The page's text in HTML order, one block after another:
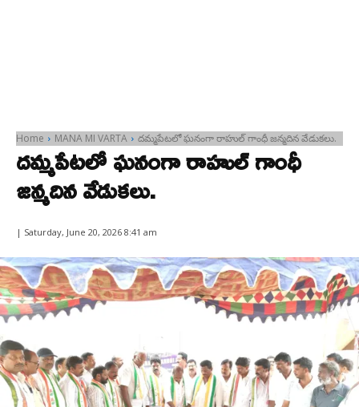
Home MANA MI VARTA దమ్మపేటలో ఘనంగా రాహుల్ గాంధీ జన్మదిన వేడుకలు.
దమ్మపేటలో ఘనంగా రాహుల్ గాంధీ
జన్మదిన వేడుకలు.
| Saturday, June 20, 2026 8:41 am